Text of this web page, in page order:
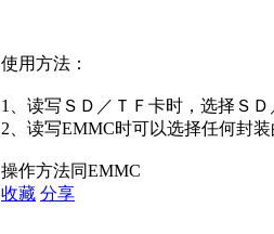
使用方法：
1、读写ＳＤ／ＴＦ卡时，选择Ｓ
2、读写EMMC时可以选择任何封
操作方法同EMMC
收藏 分享